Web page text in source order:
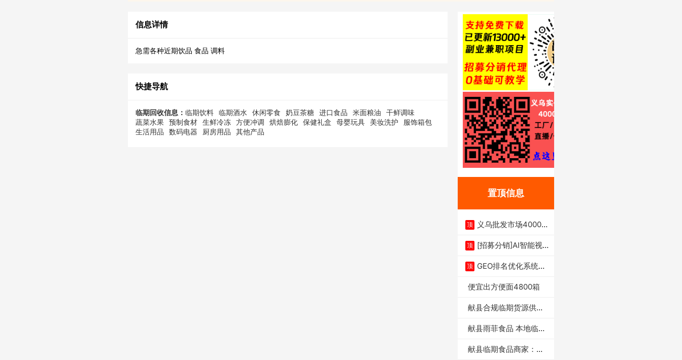
信息详情
急需各种近期饮品 食品 调料
快捷导航
临期回收信息： 临期饮料 临期酒水 休闲零食 奶豆茶糖 进口食品 米面粮油
干鲜调味
蔬菜水果 预制食材 生鲜冷冻 方便冲调 烘焙膨化 保健礼盒 母婴玩具 美妆洗护
服饰箱包
生活用品
数码电器 厨房用品 其他产品
置顶信息
顶
义乌批发市场4000多
顶 [招募分销]AI智能视
顶 GEO排名优化系统+A
便宜出方便面4800箱
献县合规临期货源供货
献县雨菲食品 本地临期
献县临期食品商家：献